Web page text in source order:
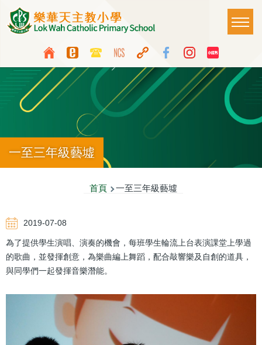
移至主內容
Top
Media
Icon
Button
Language
switcher
Main
一至三年級藝墟
連
結
首頁 一至三年級藝墟
2019-07-08
為了提供學生演唱、演奏的機會，每班學生輪流上台表演課堂上學過
的歌曲，並發揮創意，為樂曲編上舞蹈，配合敲響樂及自創的道具，
與同學們一起發揮音樂潛能。